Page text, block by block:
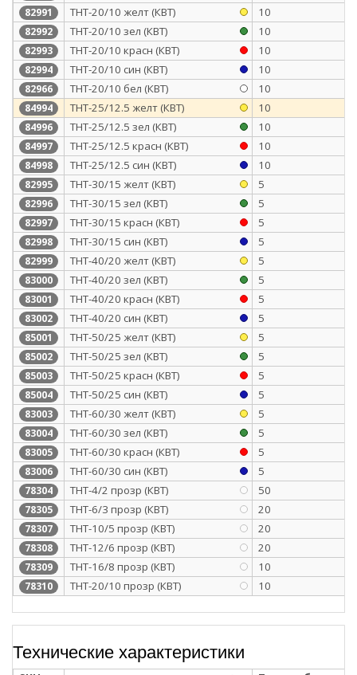
82991 ТНТ-20/10 желт (КВТ) 10
82992 ТНТ-20/10 зел (КВТ) 10
82993 ТНТ-20/10 красн (КВТ) 10
82994 ТНТ-20/10 син (КВТ) 10
82966 ТНТ-20/10 бел (КВТ) 10
84994 ТНТ-25/12.5 желт (КВТ) 10
84996 ТНТ-25/12.5 зел (КВТ) 10
84997 ТНТ-25/12.5 красн (КВТ) 10
84998 ТНТ-25/12.5 син (КВТ) 10
82995 ТНТ-30/15 желт (КВТ) 5
82996 ТНТ-30/15 зел (КВТ) 5
82997 ТНТ-30/15 красн (КВТ) 5
82998 ТНТ-30/15 син (КВТ) 5
82999 ТНТ-40/20 желт (КВТ) 5
83000 ТНТ-40/20 зел (КВТ) 5
83001 ТНТ-40/20 красн (КВТ) 5
83002 ТНТ-40/20 син (КВТ) 5
85001 ТНТ-50/25 желт (КВТ) 5
85002 ТНТ-50/25 зел (КВТ) 5
85003 ТНТ-50/25 красн (КВТ) 5
85004 ТНТ-50/25 син (КВТ) 5
83003 ТНТ-60/30 желт (КВТ) 5
83004 ТНТ-60/30 зел (КВТ) 5
83005 ТНТ-60/30 красн (КВТ) 5
83006 ТНТ-60/30 син (КВТ) 5
78304 ТНТ-4/2 прозр (КВТ) 50
78305 ТНТ-6/3 прозр (КВТ) 20
78307 ТНТ-10/5 прозр (КВТ) 20
78308 ТНТ-12/6 прозр (КВТ) 20
78309 ТНТ-16/8 прозр (КВТ) 10
78310 ТНТ-20/10 прозр (КВТ) 10
Технические характеристики